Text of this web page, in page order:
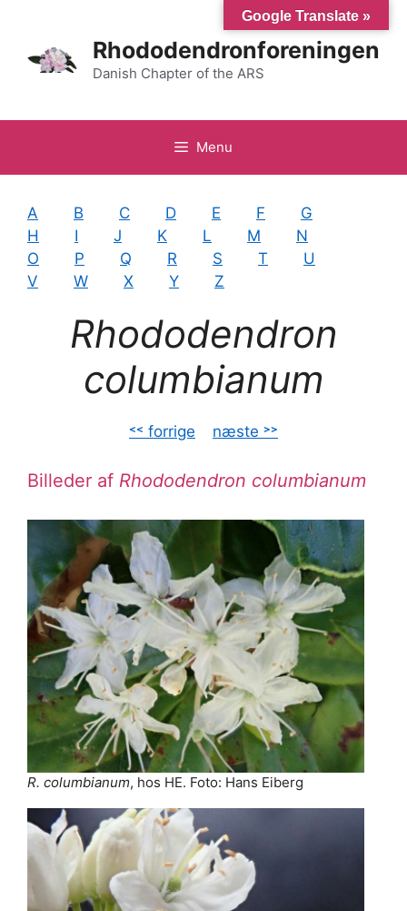
indhold
Rhododendronforeningen
Danish Chapter of the ARS
Menu
A B C D E F
G
H
I J K L M
N
O
P Q R S T
U
V
W X Y Z
Rhododendron
columbianum
˂˂ forrige næste ˃˃
Billeder af Rhododendron columbianum
R. columbianum, hos HE. Foto: Hans Eiberg
Google Translate »